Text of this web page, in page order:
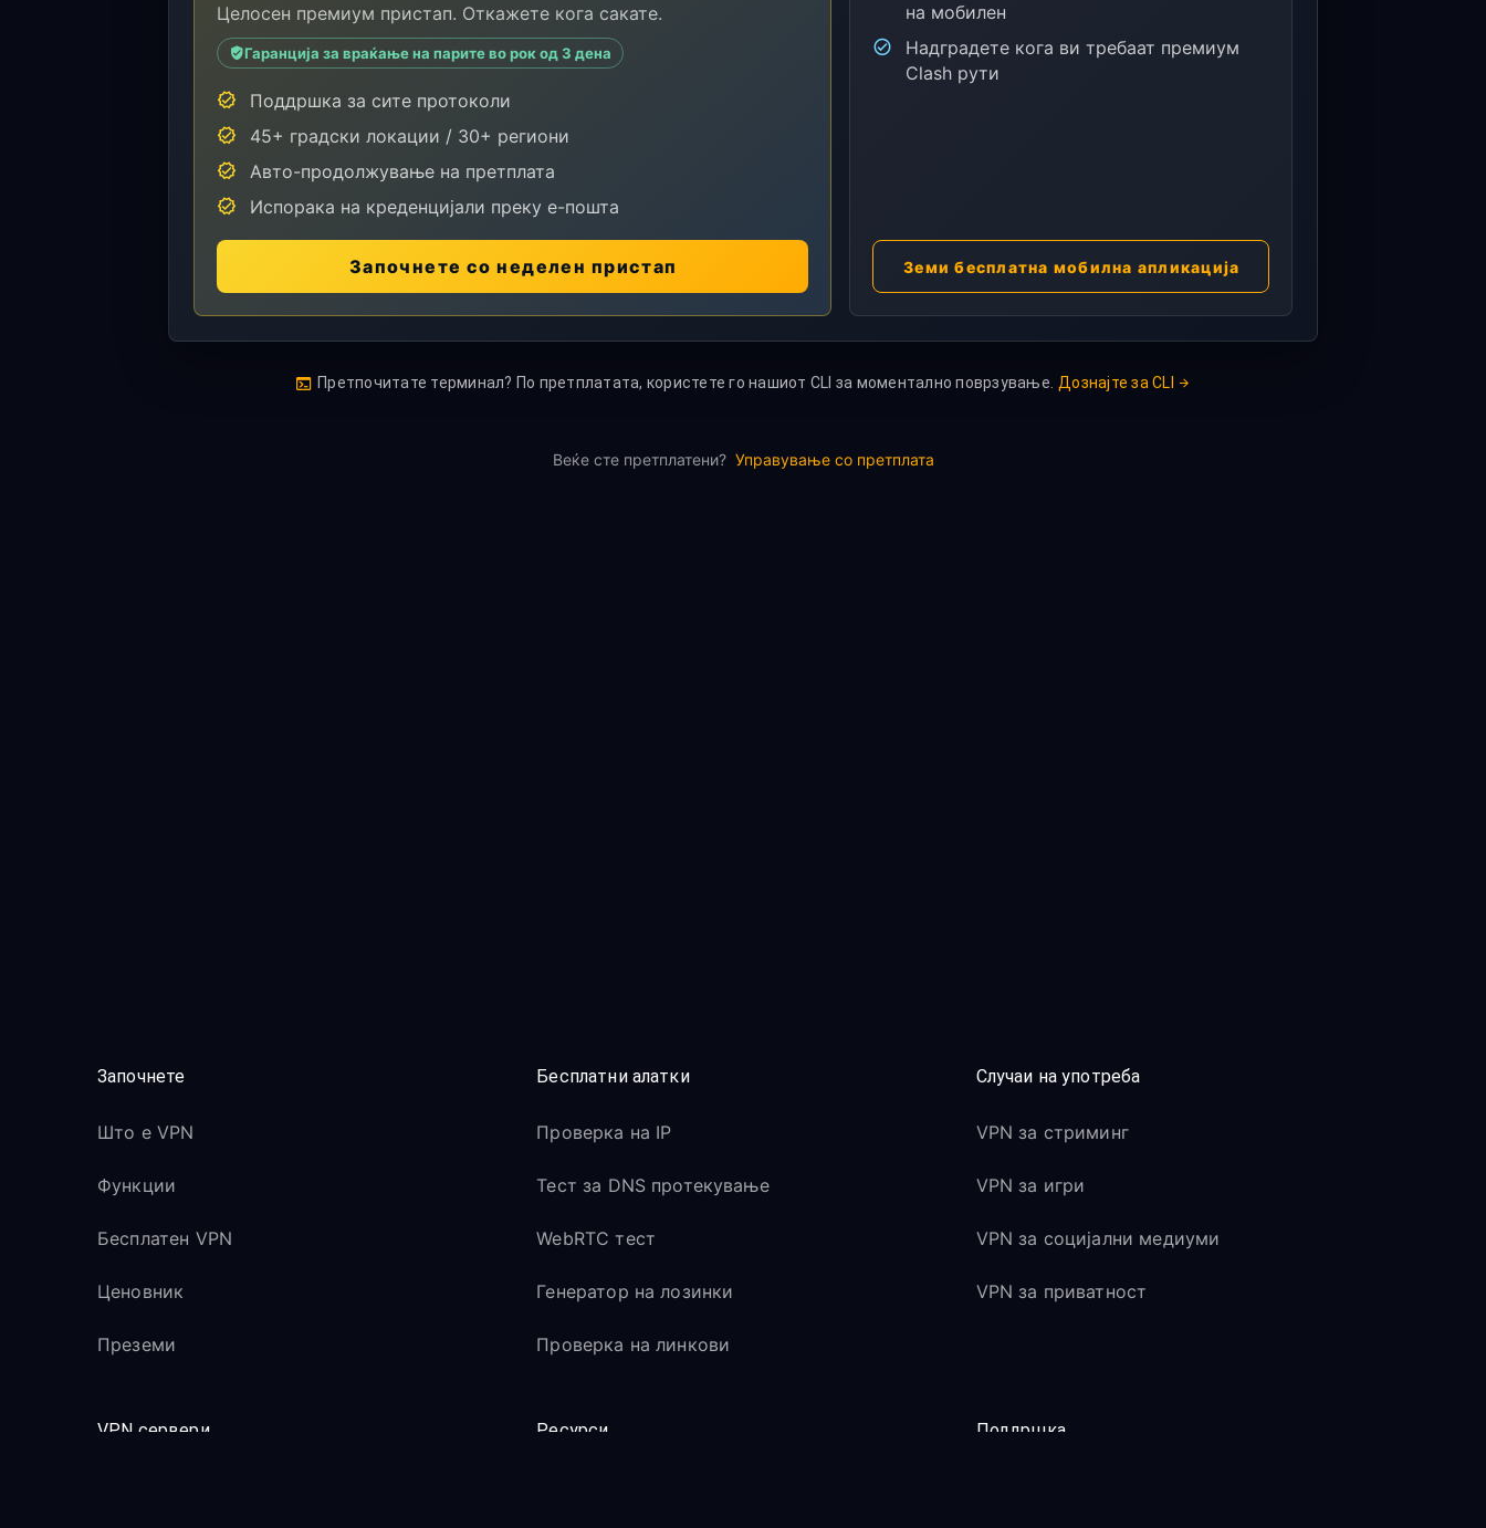
Целосен премиум пристап. Откажете кога сакате.
Гаранција за враќање на парите во рок од 3 дена
Поддршка за сите протоколи
45+ градски локации / 30+ региони
Авто-продолжување на претплата
Испорака на креденцијали преку е-пошта
Започнете со неделен пристап
на мобилен
Надградете кога ви требаат премиум
Clash рути
Земи бесплатна мобилна апликација
Претпочитате терминал? По претплатата, користете го нашиот CLI за моментално поврзување. Дознајте за CLI
Веќе сте претплатени? Управување со претплата
Започнете
Што е VPN
Функции
Бесплатен VPN
Ценовник
Преземи
Бесплатни алатки
Проверка на IP
Тест за DNS протекување
WebRTC тест
Генератор на лозинки
Проверка на линкови
Случаи на употреба
VPN за стриминг
VPN за игри
VPN за социјални медиуми
VPN за приватност
VPN сервери Ресурси Поддршка